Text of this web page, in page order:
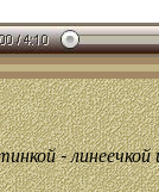
- линеечкой